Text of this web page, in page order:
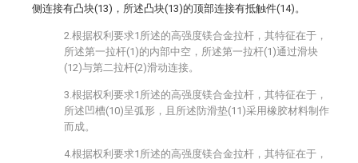
侧连接有凸块(13)，所述凸块(13)的顶部连接有抵触件(14)。
2.根据权利要求1所述的高强度镁合金拉杆，其特征在于，
所述第一拉杆(1)的内部中空，所述第一拉杆(1)通过滑块
(12)与第二拉杆(2)滑动连接。
3.根据权利要求1所述的高强度镁合金拉杆，其特征在于，
所述凹槽(10)呈弧形，且所述防滑垫(11)采用橡胶材料制作
而成。
4.根据权利要求1所述的高强度镁合金拉杆，其特征在于，